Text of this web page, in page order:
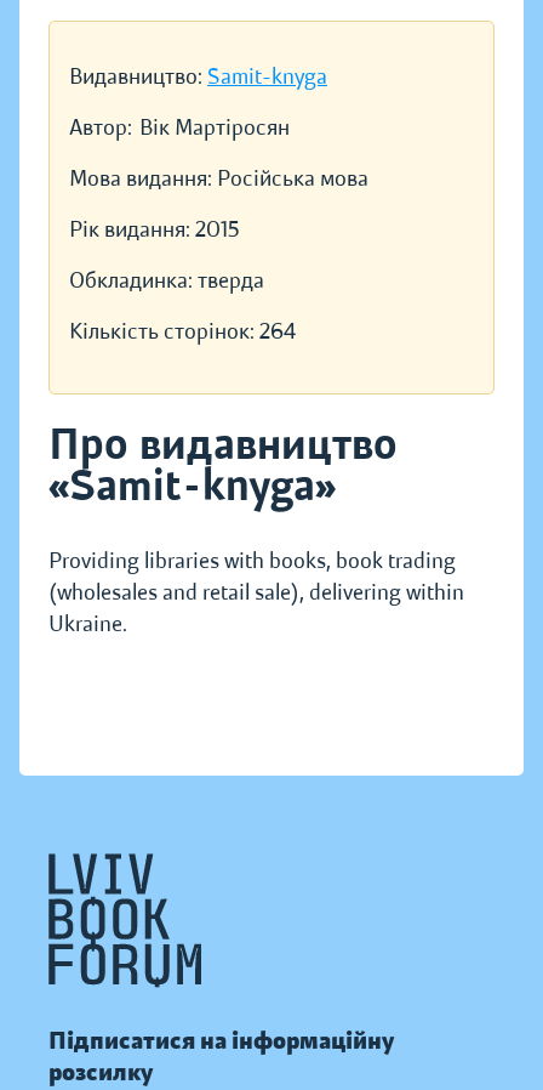
Видавництво: Samit-knyga
Автор: Вік Мартіросян
Мова видання: Російська мова
Рік видання: 2015
Обкладинка: тверда
Кількість сторінок: 264
Про видавництво
«Samit-knyga»
Providing libraries with books, book trading
(wholesales and retail sale), delivering within
Ukraine.
Підписатися на інформаційну
розсилку